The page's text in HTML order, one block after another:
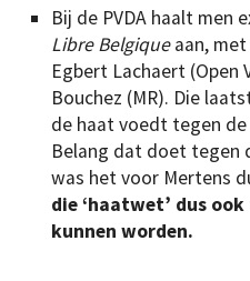
Bij de PVDA haalt men
Libre Belgiqueaan,
Egbert Lachaert (Open
Bouchez (MR). Die
de haat voedt tegen
Belang dat doet tegen
was het voor Mertens
die ‘haatwet’ dus
kunnen worden.